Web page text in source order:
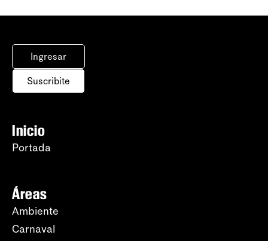
Ingresar
Suscribite
Inicio
Portada
Áreas
Ambiente
Carnaval